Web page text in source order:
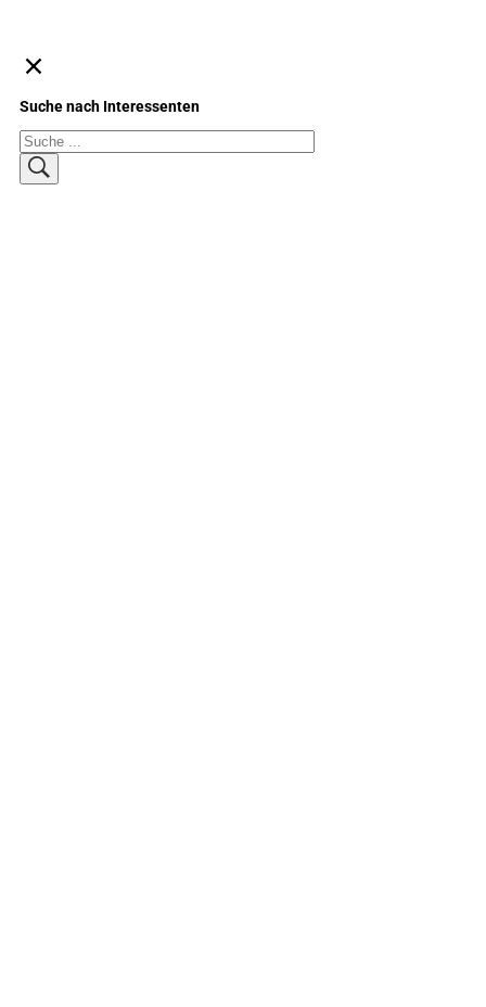
Suche nach Interessenten
Suchen